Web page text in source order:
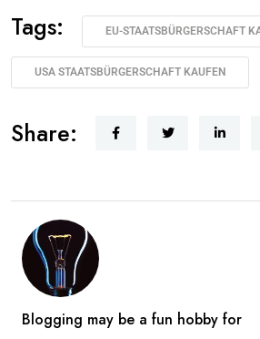
Tags: EU-STAATSBÜRGERSCHAFT
USA STAATSBÜRGERSCHAFT KAUFEN
Share:
Blogging may be a fun hobby for